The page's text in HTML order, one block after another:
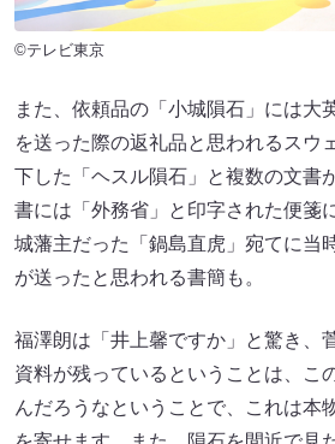
©テレビ東京
また、依頼品の「小城隕石」には大
を送った際の返礼品と思われるスウ
下した「ヘスル隕石」と複数の文書
書には「外務省」と印字された便箋
城藩主だった「鍋島直虎」宛てに当
が送ったと思われる書簡も。
福澤朗は「井上馨ですか」と驚き、
資料が残っているということは、こ
んだろうなということで、これは本